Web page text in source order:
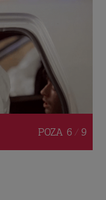
POZA 6 / 9